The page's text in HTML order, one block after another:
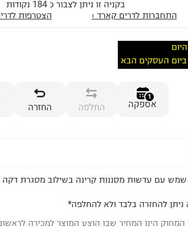
בקניה זו ניתן לצבור כ 184 נקודות
התחברות לדרים קארד ›
הצטרפות
העסקים הבא
1
אספקה החלפה החזרה
עם עדשות מסננות קרינה בשילוב מסגרת דקה
ניתן להחזרה בלבד ולא להחלפה*
הינו המחיר שבו הוצע המוצר למכירה